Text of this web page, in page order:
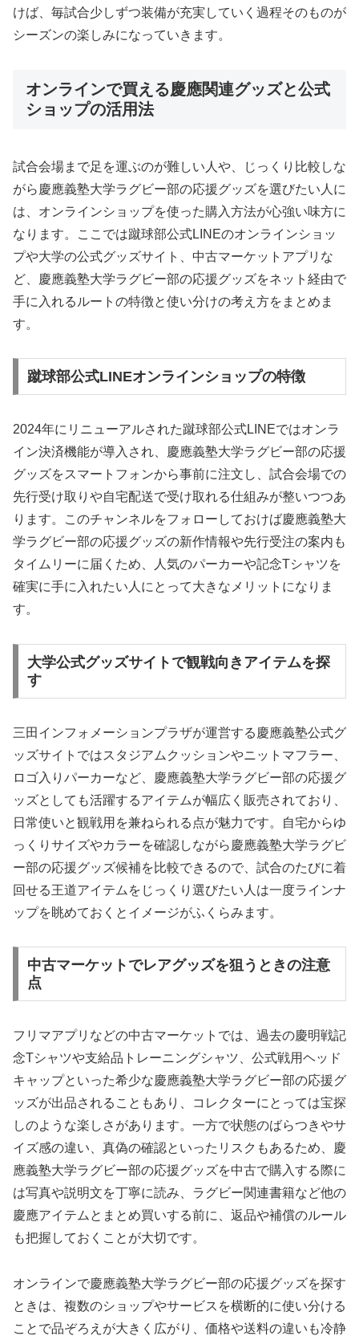
けば、毎試合少しずつ装備が充実していく過程そのものが
シーズンの楽しみになっていきます。
オンラインで買える慶應関連グッズと公式
ショップの活用法
試合会場まで足を運ぶのが難しい人や、じっくり比較しな
がら慶應義塾大学ラグビー部の応援グッズを選びたい人に
は、オンラインショップを使った購入方法が心強い味方に
なります。ここでは蹴球部公式LINEのオンラインショッ
プや大学の公式グッズサイト、中古マーケットアプリな
ど、慶應義塾大学ラグビー部の応援グッズをネット経由で
手に入れるルートの特徴と使い分けの考え方をまとめま
す。
蹴球部公式LINEオンラインショップの特徴
2024年にリニューアルされた蹴球部公式LINEではオンラ
イン決済機能が導入され、慶應義塾大学ラグビー部の応援
グッズをスマートフォンから事前に注文し、試合会場での
先行受け取りや自宅配送で受け取れる仕組みが整いつつあ
ります。このチャンネルをフォローしておけば慶應義塾大
学ラグビー部の応援グッズの新作情報や先行受注の案内も
タイムリーに届くため、人気のパーカーや記念Tシャツを
確実に手に入れたい人にとって大きなメリットになりま
す。
大学公式グッズサイトで観戦向きアイテムを探
す
三田インフォメーションプラザが運営する慶應義塾公式グ
ッズサイトではスタジアムクッションやニットマフラー、
ロゴ入りパーカーなど、慶應義塾大学ラグビー部の応援グ
ッズとしても活躍するアイテムが幅広く販売されており、
日常使いと観戦用を兼ねられる点が魅力です。自宅からゆ
っくりサイズやカラーを確認しながら慶應義塾大学ラグビ
ー部の応援グッズ候補を比較できるので、試合のたびに着
回せる王道アイテムをじっくり選びたい人は一度ラインナ
ップを眺めておくとイメージがふくらみます。
中古マーケットでレアグッズを狙うときの注意
点
フリマアプリなどの中古マーケットでは、過去の慶明戦記
念Tシャツや支給品トレーニングシャツ、公式戦用ヘッド
キャップといった希少な慶應義塾大学ラグビー部の応援グ
ッズが出品されることもあり、コレクターにとっては宝探
しのような楽しさがあります。一方で状態のばらつきやサ
イズ感の違い、真偽の確認といったリスクもあるため、慶
應義塾大学ラグビー部の応援グッズを中古で購入する際に
は写真や説明文を丁寧に読み、ラグビー関連書籍など他の
慶應アイテムとまとめ買いする前に、返品や補償のルール
も把握しておくことが大切です。
オンラインで慶應義塾大学ラグビー部の応援グッズを探す
ときは、複数のショップやサービスを横断的に使い分ける
ことで品ぞろえが大きく広がり、価格や送料の違いも冷静